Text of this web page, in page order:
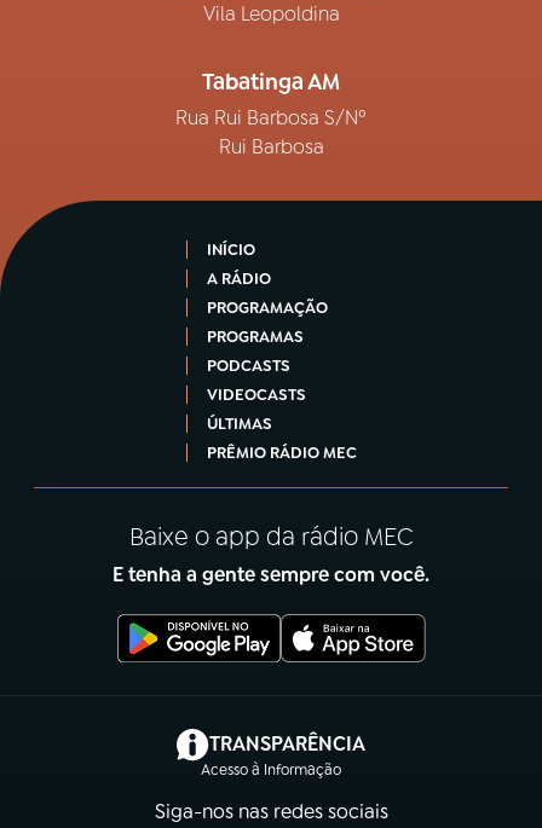
Vila Leopoldina
Tabatinga AM
Rua Rui Barbosa S/Nº
Rui Barbosa
INÍCIO
A RÁDIO
PROGRAMAÇÃO
PROGRAMAS
PODCASTS
VIDEOCASTS
ÚLTIMAS
PRÊMIO RÁDIO MEC
Baixe o app da rádio MEC
E tenha a gente sempre com você.
TRANSPARÊNCIA
Acesso à Informação
(abre em nova aba)
Siga-nos nas redes sociais